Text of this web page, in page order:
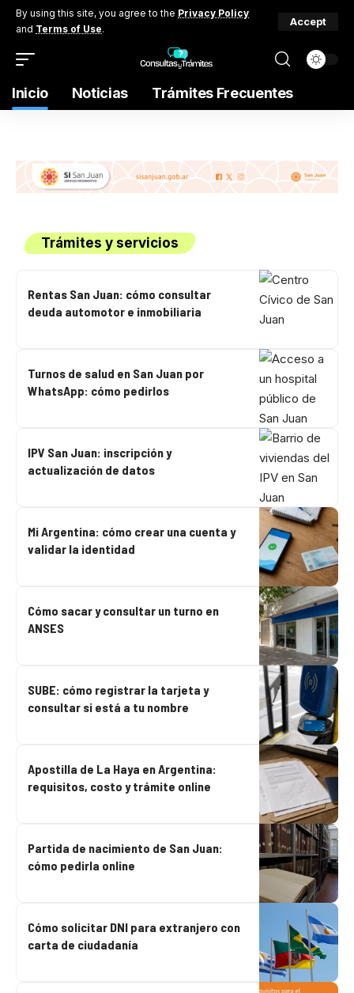
By using this site, you agree to the Privacy Policy
and Terms of Use.
Accept
Inicio Noticias Trámites Frecuentes
Trámites y servicios
Rentas San Juan: cómo consultar
deuda automotor e inmobiliaria
Turnos de salud en San Juan por
WhatsApp: cómo pedirlos
IPV San Juan: inscripción y
actualización de datos
Mi Argentina: cómo crear una cuenta y
validar la identidad
Cómo sacar y consultar un turno en
ANSES
SUBE: cómo registrar la tarjeta y
consultar si está a tu nombre
Apostilla de La Haya en Argentina:
requisitos, costo y trámite online
Partida de nacimiento de San Juan:
cómo pedirla online
Cómo solicitar DNI para extranjero con
carta de ciudadanía